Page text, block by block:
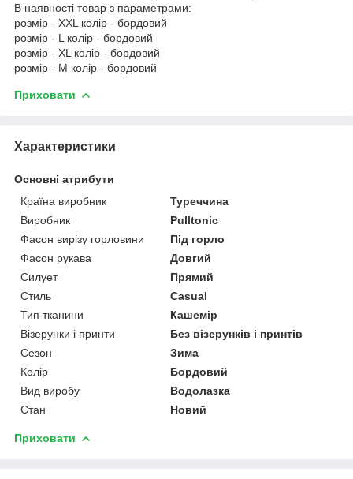
В наявності товар з параметрами:
розмір - XXL колір - бордовий
розмір - L колір - бордовий
розмір - XL колір - бордовий
розмір - M колір - бордовий
Приховати
Характеристики
Основні атрибути
Країна виробник
Туреччина
Виробник
Pulltonic
Фасон вирізу горловини
Під горло
Фасон рукава
Довгий
Силует
Прямий
Стиль
Casual
Тип тканини
Кашемір
Візерунки і принти
Без візерунків і принтів
Сезон
Зима
Колір
Бордовий
Вид виробу
Водолазка
Стан
Новий
Приховати